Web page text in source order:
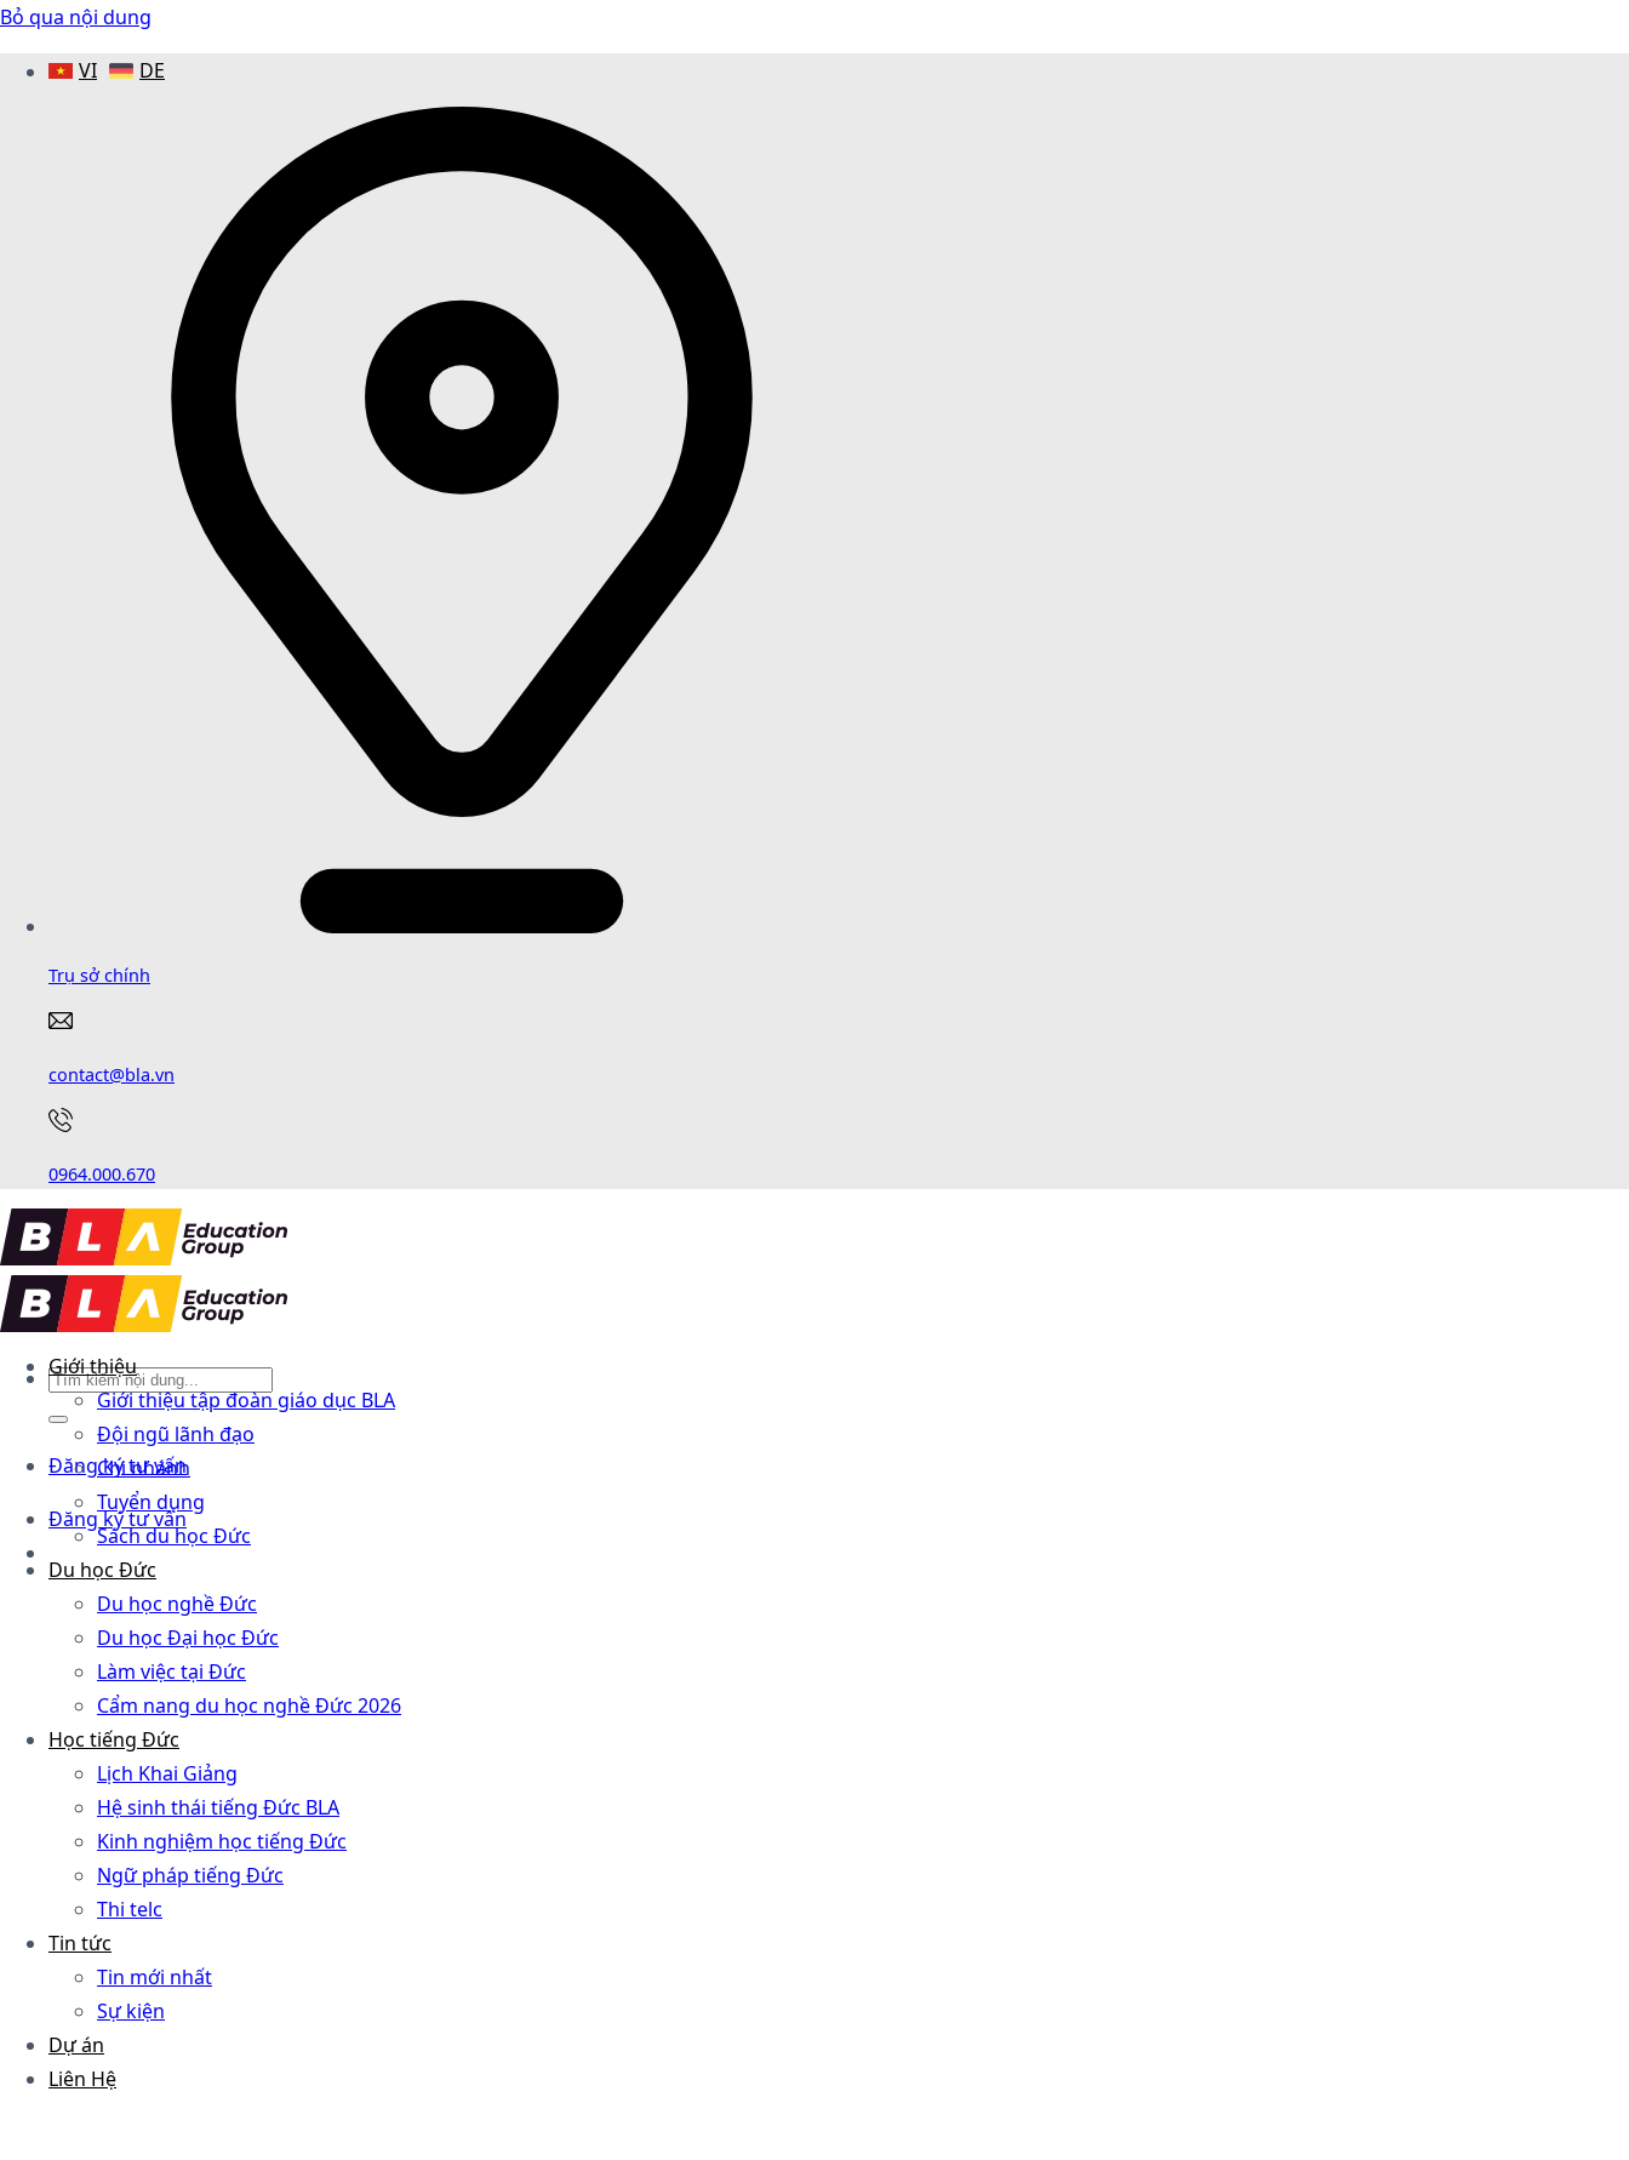
Bỏ qua nội dung
VI
DE
Trụ sở chính
contact@bla.vn
0964.000.670
Đăng ký tư vấn
Đăng ký tư vấn
Giới thiệu
Giới thiệu tập đoàn giáo dục BLA
Đội ngũ lãnh đạo
Chi nhánh
Tuyển dụng
Sách du học Đức
Du học Đức
Du học nghề Đức
Du học Đại học Đức
Làm việc tại Đức
Cẩm nang du học nghề Đức 2026
Học tiếng Đức
Lịch Khai Giảng
Hệ sinh thái tiếng Đức BLA
Kinh nghiệm học tiếng Đức
Ngữ pháp tiếng Đức
Thi telc
Tin tức
Tin mới nhất
Sự kiện
Dự án
Liên Hệ